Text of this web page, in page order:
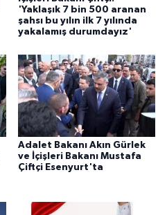
'Yaklaşık 7 bin 500 aranan
şahsı bu yılın ilk 7 yılında
yakalamış durumdayız'
Adalet Bakanı Akın Gürlek
ve İçişleri Bakanı Mustafa
Çiftçi Esenyurt'ta